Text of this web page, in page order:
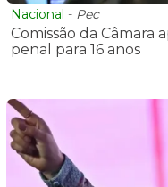
Nacional - Pec
Comissão da Câmara
penal para 16 anos